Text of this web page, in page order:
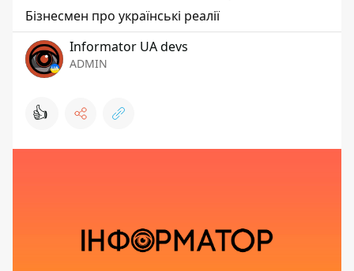
Бізнесмен про українські реалії
Informator UA devs
ADMIN
👍